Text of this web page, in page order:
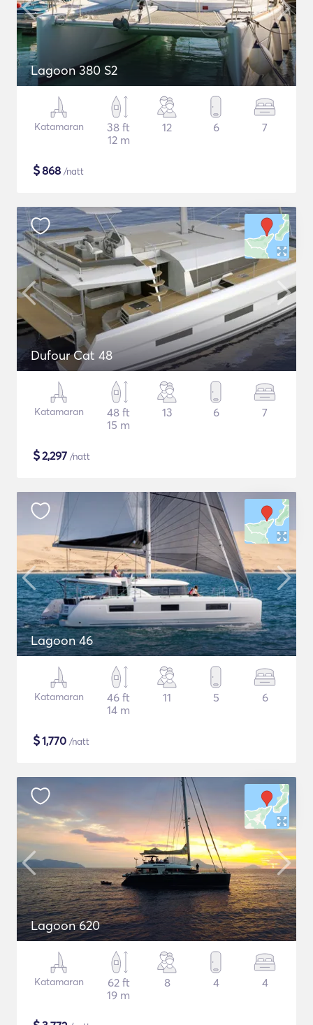
Lagoon 380 S2
Katamaran
38 ft
12 m
12 6 7
$868 /natt
Dufour Cat 48
Katamaran
48 ft
15 m
13 6 7
$2,297 /natt
Lagoon 46
Katamaran
46 ft
14 m
11 5 6
$1,770 /natt
Lagoon 620
Katamaran
62 ft
19 m
8 4 4